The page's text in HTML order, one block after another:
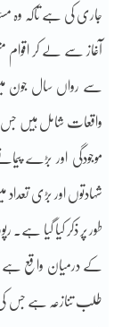
جاری کی ہے تاکہ وہ
آغاز سے لے کر اقوام
سے رواں سال جون
واقعات شامل ہیں جس
موجودگی اور بڑے
شہادتوں اور بڑی
طور پر ذکر کیا گیا ہے۔
کے درمیان واقع
طلب تنازعہ ہے جس کی